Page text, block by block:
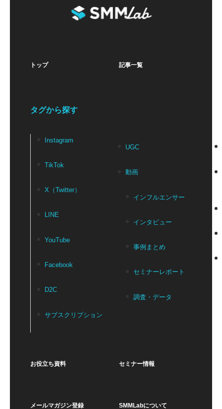
トップ 記事一覧
タグから探す
Instagram
TikTok
X（Twitter）
LINE
YouTube
Facebook
D2C
サブスクリプション
UGC
動画
インフルエンサー
インタビュー
事例まとめ
セミナーレポート
調査・データ
お役立ち資料 セミナー情報
メールマガジン登録 SMMLabについて